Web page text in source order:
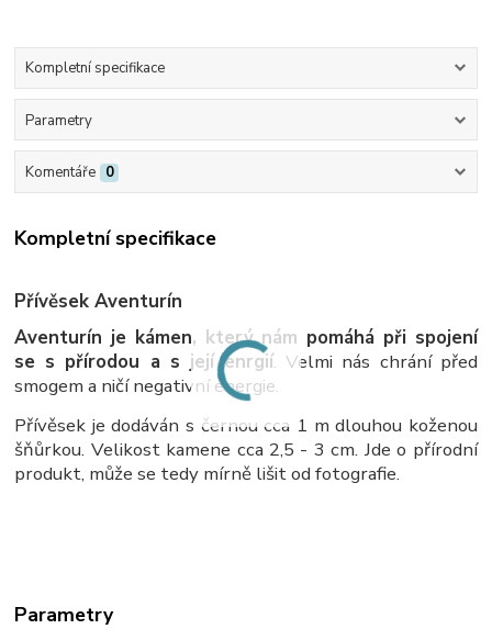
Kompletní specifikace
Parametry
Komentáře 0
Kompletní specifikace
Přívěsek Aventurín
Aventurín je kámen, který nám pomáhá při spojení
se s přírodou a s její enrgií. Velmi nás chrání před
smogem a ničí negativní energie.
Přívěsek je dodáván s černou cca 1 m dlouhou koženou
šňůrkou. Velikost kamene cca 2,5 - 3 cm. Jde o přírodní
produkt, může se tedy mírně lišit od fotografie.
Parametry